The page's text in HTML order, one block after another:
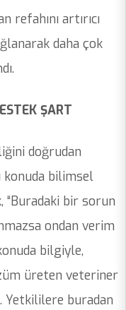
refahını artırıcı
daha çok
ŞART
doğrudan
bilimsel
“Buradaki bir sorun
ondan verim
bilgiyle,
üreten veteriner
Yetkililere buradan